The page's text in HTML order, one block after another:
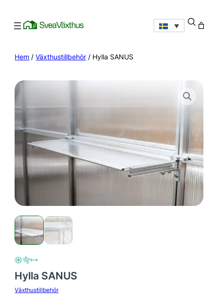
Hem /Växthustillbehör / Hylla SANUS
Hylla SANUS
Växthustillbehör